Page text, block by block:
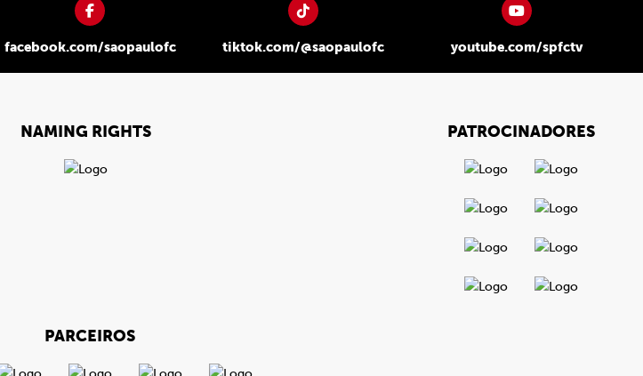
facebook.com/saopaulofc tiktok.com/@saopaulofc youtube.com/spfctv
NAMING RIGHTS PATROCINADORES
PARCEIROS